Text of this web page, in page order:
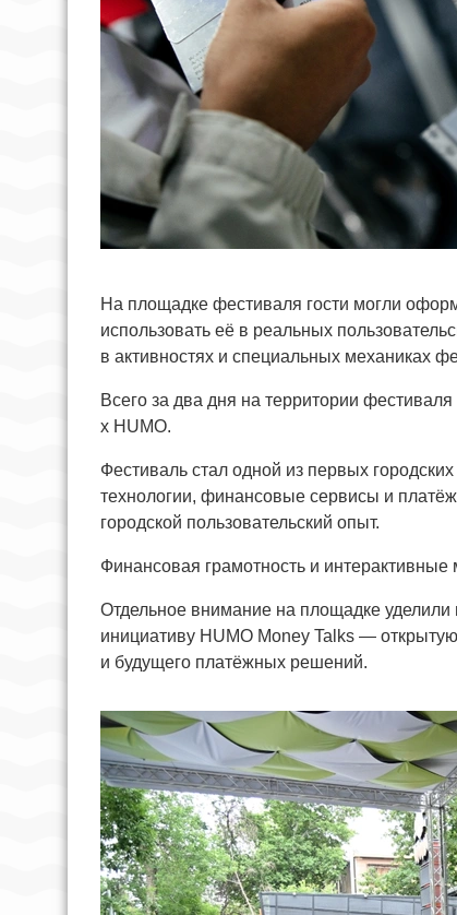
На площадке фестиваля гости могли
использовать её в реальных
в активностях и специальных механиках
Всего за два дня на территории
x HUMO.
Фестиваль стал одной из первых
технологии, финансовые сервисы и
городской пользовательский опыт.
Финансовая грамотность и интерактивные
Отдельное внимание на площадке
инициативу HUMO Money Talks —
и будущего платёжных решений.